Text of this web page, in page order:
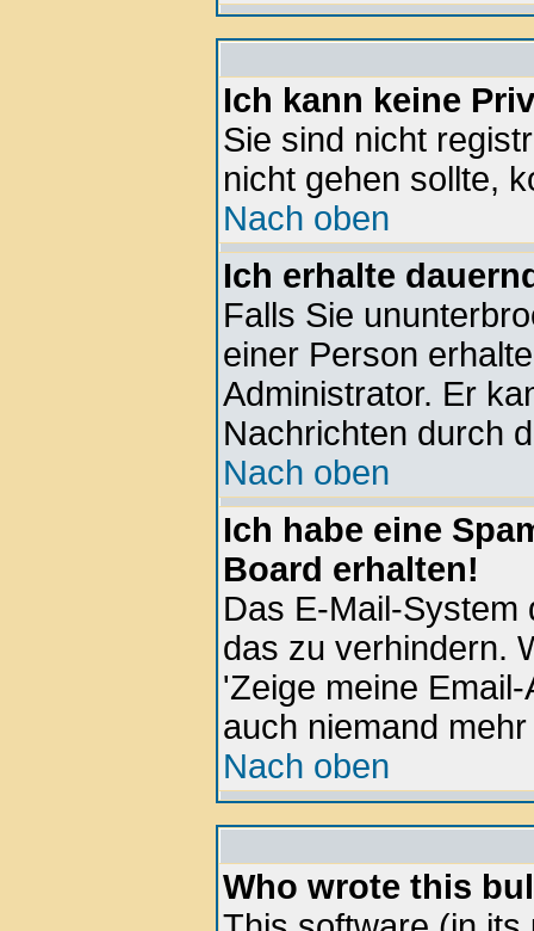
Ich kann keine
Sie sind nicht
nicht gehen sollte,
Nach oben
Ich erhalte
Falls Sie
einer Person
Administrator. Er
Nachrichten durch
Nach oben
Ich habe eine
Board erhalten!
Das E-Mail-System
das zu verhindern.
'Zeige meine
auch niemand
Nach oben
Who wrote this